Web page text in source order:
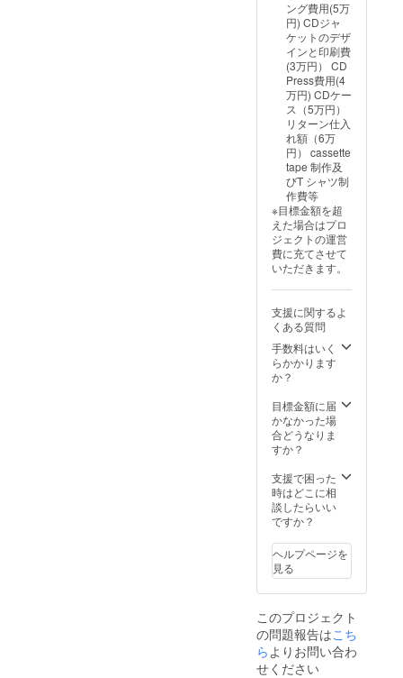
printsta
rヘビー
ウェイ
トTシャ
ツ
ング費用(5万
円) CDジャ
ケットのデザ
インと印刷費
(3万円） CD
Press費用(4
万円) CDケー
ス（5万円）
リターン仕入
れ額（6万
円） cassette
tape 制作及
びT シャツ制
作費等
※目標金額を超
えた場合はプロ
ジェクトの運営
費に充てさせて
いただきます。
支援に関するよ
くある質問
手数料はいく
らかかります
か？
目標金額に届
かなかった場
合どうなりま
すか？
支援で困った
時はどこに相
談したらいい
ですか？
ヘルプページを
見る
このプロジェクト
の問題報告はこち
ら よりお問い合わ
せください